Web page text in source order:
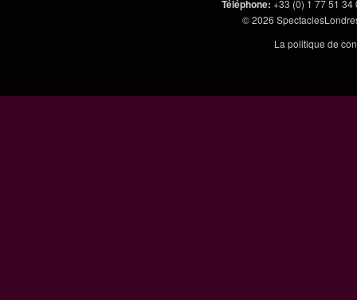
Téléphone: +33 (0) 1 77 51 34
© 2026
La politique de